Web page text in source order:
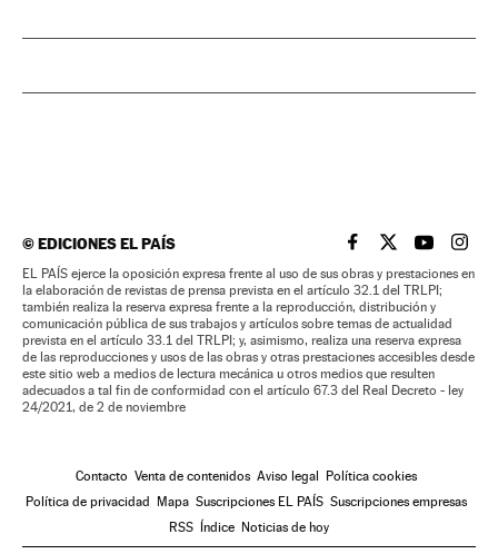
©EDICIONES EL PAÍS EL PAÍS BRASIL EN
EL PAÍSEL PAÍS
EL
EL PAÍS ejerce la oposición expresa frente al uso de sus obras y prestaciones en
la elaboración de revistas de prensa prevista en el artículo 32.1 del TRLPI;
también realiza la reserva expresa frente a la reproducción, distribución y
comunicación pública de sus trabajos y artículos sobre temas de actualidad
prevista en el artículo 33.1 del TRLPI; y, asimismo, realiza una reserva expresa
de las reproducciones y usos de las obras y otras prestaciones accesibles desde
este sitio web a medios de lectura mecánica u otros medios que resulten
adecuados a tal fin de conformidad con el artículo 67.3 del Real Decreto - ley
24/2021, de 2 de noviembre
Contacto Venta de contenidos Aviso legal
Política cookies
Política de privacidad
Mapa Suscripciones EL PAÍS Suscripciones empresas
RSS
Índice Noticias de hoy